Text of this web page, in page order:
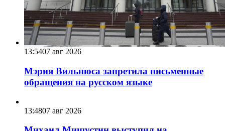
13:5407 авг 2026
Мэрия Вильнюса запретила письменные
обращения на русском языке
13:4807 авг 2026